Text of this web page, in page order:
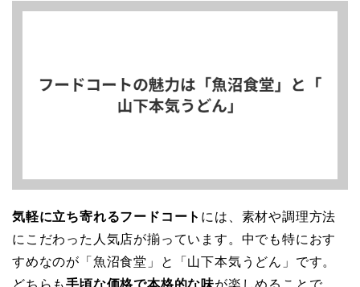
気軽に立ち寄れるフードコート には、素材や調理方法
にこだわった人気店が揃っています。中でも特におす
すめなのが「魚沼食堂」と「山下本気うどん」です。